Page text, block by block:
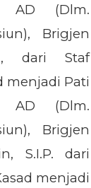
AD (Dlm.
Brigjen
dari Staf
menjadi Pati
AD (Dlm.
Brigjen
S.I.P. dari
menjadi